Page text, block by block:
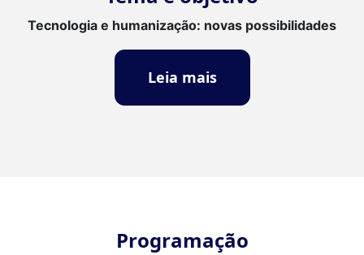
Tecnologia e humanização: novas possibilidades
Leia mais
Programação